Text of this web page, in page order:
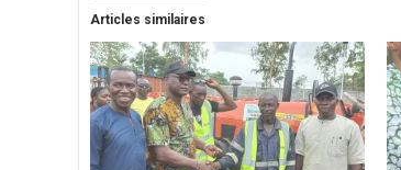
Articles similaires